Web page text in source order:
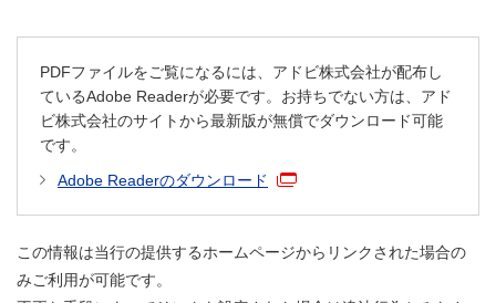
PDFファイルをご覧になるには、アドビ株式会社が配布し
ているAdobe Readerが必要です。お持ちでない方は、アド
ビ株式会社のサイトから最新版が無償でダウンロード可能
です。
Adobe Readerのダウンロード
この情報は当行の提供するホームページからリンクされた場合の
みご利用が可能です。